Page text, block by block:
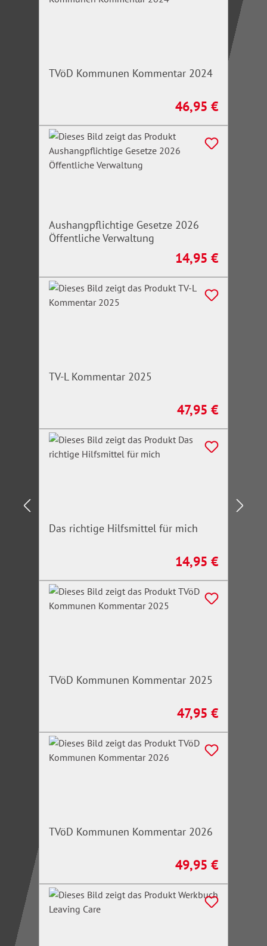
TVöD Kommunen Kommentar 2024
Regulärer Preis:
46,95 €
Aushangpflichtige Gesetze 2026
Öffentliche Verwaltung
Regulärer Preis:
14,95 €
TV-L Kommentar 2025
Regulärer Preis:
47,95 €
Das richtige Hilfsmittel für mich
Regulärer Preis:
14,95 €
TVöD Kommunen Kommentar 2025
Regulärer Preis:
47,95 €
TVöD Kommunen Kommentar 2026
Regulärer Preis:
49,95 €